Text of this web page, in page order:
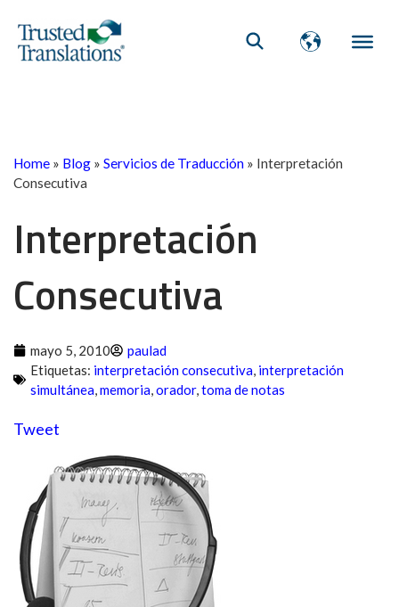
Home » Blog » Servicios de Traducción » Interpretación
Consecutiva
Interpretación
Consecutiva
mayo 5, 2010
paulad
Etiquetas: interpretación consecutiva, interpretación
simultánea,memoria,orador,toma de notas
Tweet